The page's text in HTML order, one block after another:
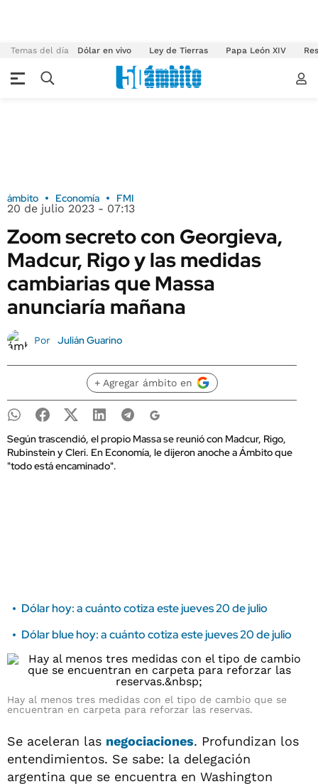
Temas del día Dólar en vivo Ley de Tierras Papa León XIV
ámbito Economía FMI
20 de julio 2023 - 07:13
Zoom secreto con Georgieva,
Madcur, Rigo y las medidas
cambiarias que Massa
anunciaría mañana
Por Julián Guarino
+ Agregar ámbito en
Según trascendió, el propio Massa se reunió con Madcur, Rigo,
Rubinstein y Cleri. En Economía, le dijeron anoche a Ámbito que
"todo está encaminado".
Dólar hoy: a cuánto cotiza este jueves 20 de julio
Dólar blue hoy: a cuánto cotiza este jueves 20 de julio
Hay al menos tres medidas con el tipo de cambio que se
encuentran en carpeta para reforzar las reservas.
Se aceleran las negociaciones. Profundizan los
entendimientos. Se sabe: la delegación
argentina que se encuentra en Washington